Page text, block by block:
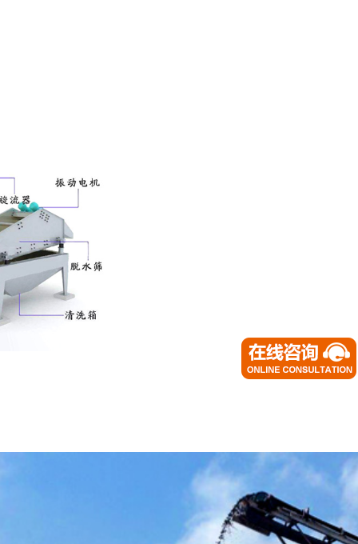
HPG多缸液压圆